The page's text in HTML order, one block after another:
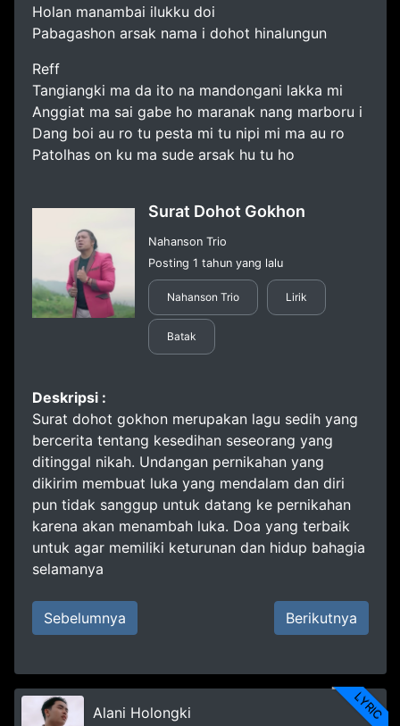
Holan manambai ilukku doi
Pabagashon arsak nama i dohot hinalungun
Reff
Tangiangki ma da ito na mandongani lakka mi
Anggiat ma sai gabe ho maranak nang marboru i
Dang boi au ro tu pesta mi tu nipi mi ma au ro
Patolhas on ku ma sude arsak hu tu ho
Surat Dohot Gokhon
Nahanson Trio
Posting 1 tahun yang lalu
Nahanson Trio Lirik
Batak
Deskripsi :
Surat dohot gokhon merupakan lagu sedih yang
bercerita tentang kesedihan seseorang yang
ditinggal nikah. Undangan pernikahan yang
dikirim membuat luka yang mendalam dan diri
pun tidak sanggup untuk datang ke pernikahan
karena akan menambah luka. Doa yang terbaik
untuk agar memiliki keturunan dan hidup bahagia
selamanya
Sebelumnya Berikutnya
LYRIC
Alani Holongki